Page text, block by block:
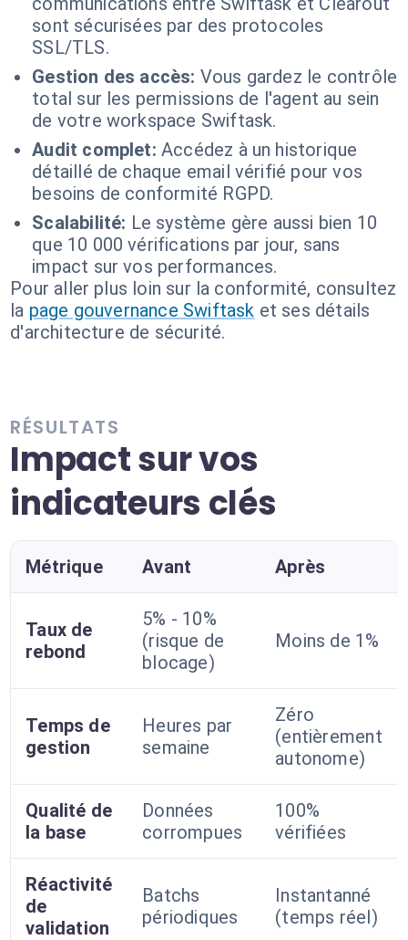
sont sécurisées par des protocoles
SSL/TLS.
Gestion des accès: Vous gardez le contrôle
total sur les permissions de l'agent au sein
de votre workspace Swiftask.
Audit complet: Accédez à un historique
détaillé de chaque email vérifié pour vos
besoins de conformité RGPD.
Scalabilité: Le système gère aussi bien 10
que 10 000 vérifications par jour, sans
impact sur vos performances.
Pour aller plus loin sur la conformité, consultez
la page gouvernance Swiftask et ses détails
d'architecture de sécurité.
RÉSULTATS
Impact sur vos
indicateurs clés
Métrique Avant Après
Taux de
rebond
5% - 10%
(risque de
blocage)
Moins de 1%
Temps de
gestion
Heures par
semaine
Zéro
(entièrement
autonome)
Qualité de
la base
Données
corrompues
100%
vérifiées
Réactivité
de
validation
Batchs
périodiques
Instantanné
(temps réel)